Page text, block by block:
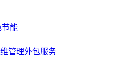
能
管理外包服务